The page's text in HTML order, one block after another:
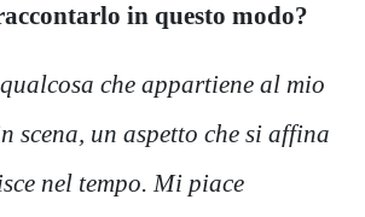
in questo modo?
che appartiene al mio
scena, un aspetto che si affina
nel tempo. Mi piace